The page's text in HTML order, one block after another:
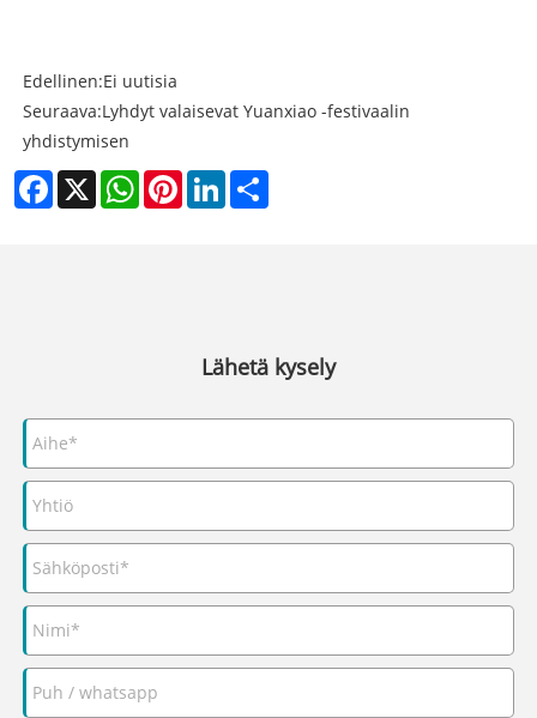
Edellinen:Ei uutisia
Seuraava:Lyhdyt valaisevat Yuanxiao -festivaalin
yhdistymisen
Facebook
X WhatsAppPinterestLinkedIn
Lähetä kysely